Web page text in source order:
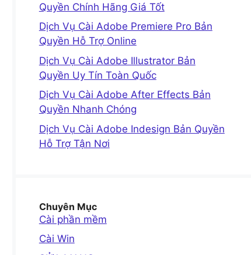
Quyền Chính Hãng Giá Tốt
Dịch Vụ Cài Adobe Premiere Pro Bản
Quyền Hỗ Trợ Online
Dịch Vụ Cài Adobe Illustrator Bản
Quyền Uy Tín Toàn Quốc
Dịch Vụ Cài Adobe After Effects Bản
Quyền Nhanh Chóng
Dịch Vụ Cài Adobe Indesign Bản Quyền
Hỗ Trợ Tận Nơi
Chuyên Mục
Cài phần mềm
Cài Win